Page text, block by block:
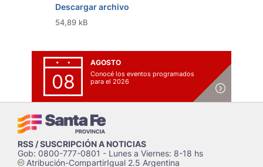
Descargar archivo
54,89 kB
08
AGOSTO
Conocé los eventos programados
para el 2026
RSS / SUSCRIPCIÓN A NOTICIAS
Gob: 0800-777-0801 - Lunes a Viernes: 8-18 hs
cAtribución-CompartirIgual 2.5 Argentina